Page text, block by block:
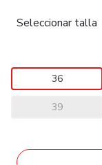
Seleccionar talla
36
39